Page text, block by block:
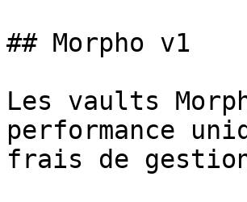
## Morpho v1
Les vaults
performance
frais de